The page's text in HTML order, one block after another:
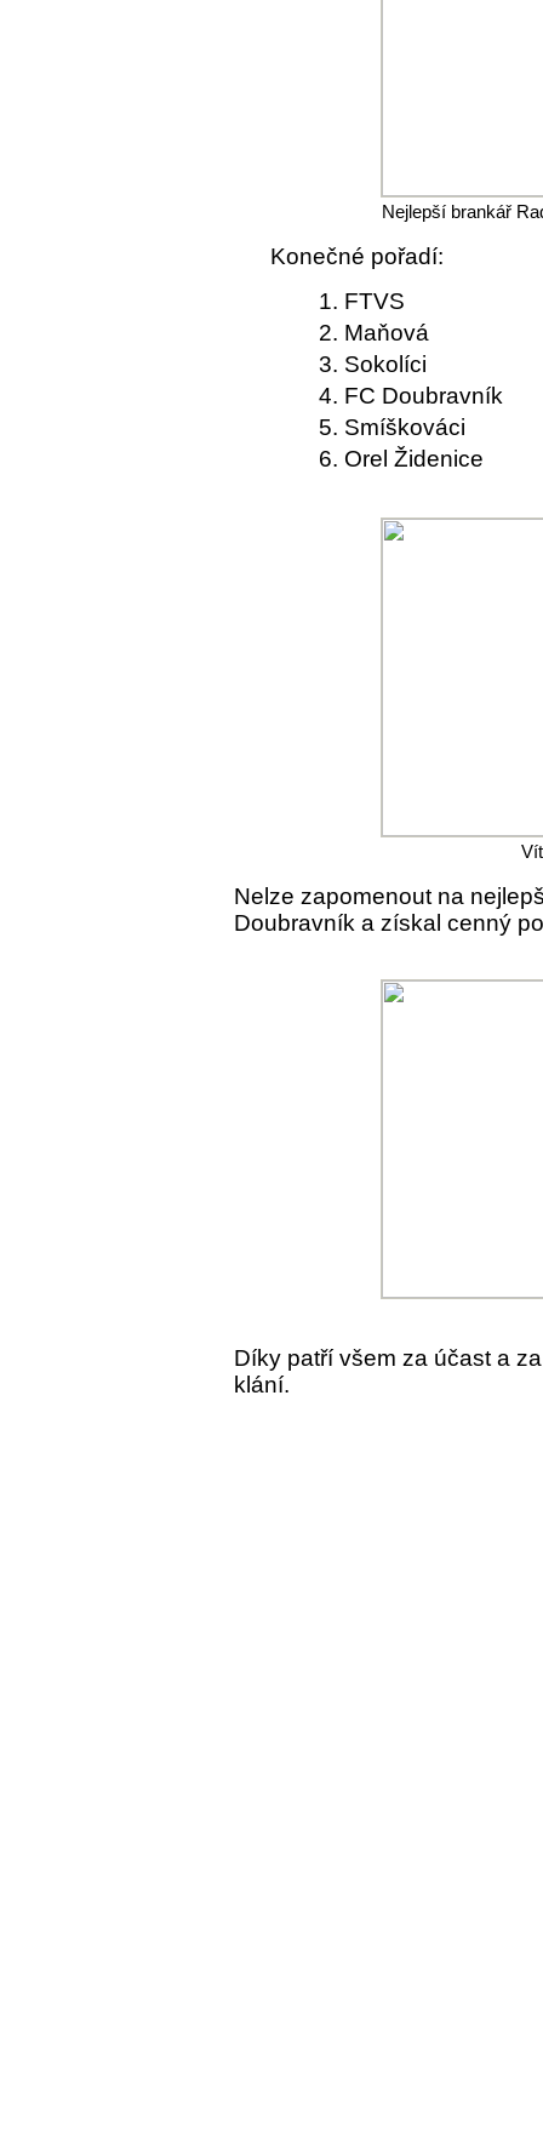
Nejlepší brankář
Konečné pořadí:
1. FTVS
2. Maňová
3. Sokolíci
4. FC Doubravník
5. Smíškováci
6. Orel Židenice
Nelze zapomenout na
Doubravník a získal cenný
Díky patří všem za účast a
klání.